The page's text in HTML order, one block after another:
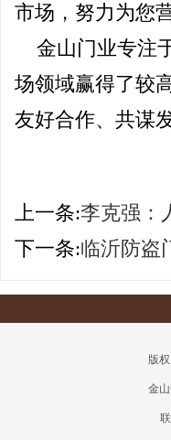
市场，努力为您
金山门业专注
场领域赢得了较
友好合作、共谋
上一条:李克强：
下一条:临沂防盗
版
金